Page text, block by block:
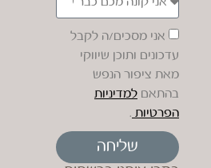
אני מסכים/ה לקבל
עדכונים ותוכן שיווקי
מאת ציפור הנפש
בהתאם למדיניות
הפרטיות .
שליחה